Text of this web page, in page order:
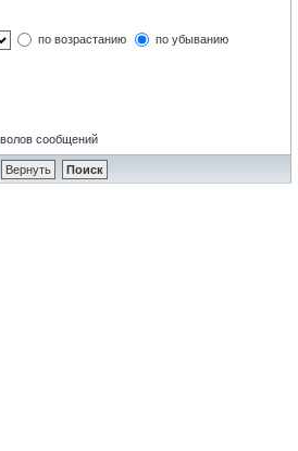
по возрастанию
по убыванию
сообщений